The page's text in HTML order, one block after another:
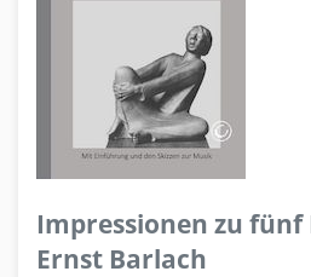
Impressionen zu fünf
Ernst Barlach